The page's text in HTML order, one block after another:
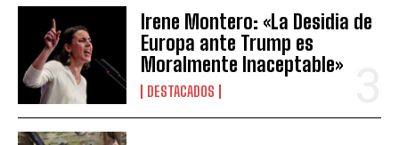
Irene Montero: «La Desidia de
Europa ante Trump es
Moralmente Inaceptable»
DESTACADOS